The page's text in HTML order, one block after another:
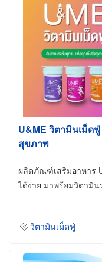
U&ME วิตามินเม็ด
สุขภาพ
ผลิตภัณฑ์เสริมอาหาร
ได้ง่าย มาพร้อมวิตามิ
วิตามินเม็ดฟู่